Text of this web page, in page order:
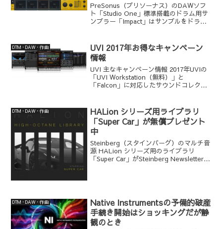
PreSonus（プリソーナス）のDAWソフ
ト「Studio One」標準搭載のドラム用サ
ンプラー「Impact」はサンプルをドラッ
2018年05月に登場した「Studi...
DTM・DAW・作曲
UVI 2017年お得なキャンペーン
情報
UVI 主なキャンペーン情報 2017年UVIの
「UVI Workstation（無料）」と
「Falcon」に対応したサウンドコレクシ
では2017年に気になったUVIの...
DTM・DAW・作曲
HALion シリーズ用ライブラリ
「Super Car」が無償プレゼント
中
Steinberg（スタインバーグ）のマルチ音
源 HALion シリーズ用のライブラリ
「Super Car」がSteinberg Newsletter読
DTM・DAW・作曲
Native Instrumentsの予備的破産
手続き開始はショッキングだが静
観のとき